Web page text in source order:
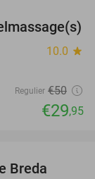
40%
10.0 star
Regulier €50
€29,95
Breda